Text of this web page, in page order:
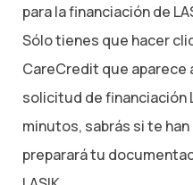
para la financiación de
Sólo tienes que hacer
CareCredit que aparece
solicitud de financiación
minutos, sabrás si te
preparará tu